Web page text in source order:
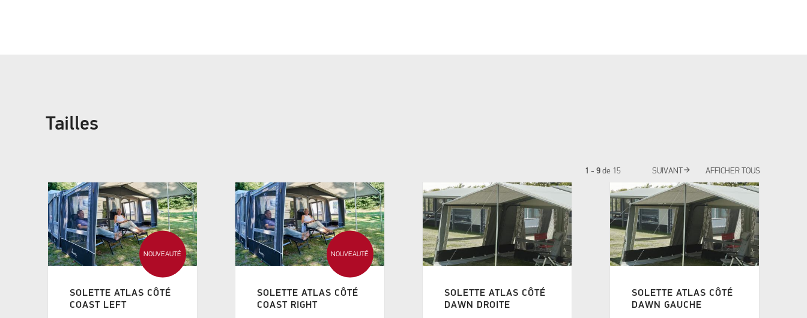
Tailles
1 - 9de 15 SUIVANT arrow_forward AFFICHER TOUS
NOUVEAUTÉ
SOLETTE ATLAS CÔTÉ
COAST LEFT
NOUVEAUTÉ
SOLETTE ATLAS CÔTÉ
COAST RIGHT
SOLETTE ATLAS CÔTÉ
DAWN DROITE
SOLETTE ATLAS CÔTÉ
DAWN GAUCHE